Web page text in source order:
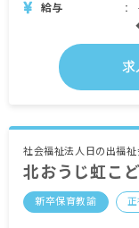
給与
求
社会福祉法人日の出福祉
北おうじ虹こ
新卒保育教諭 正